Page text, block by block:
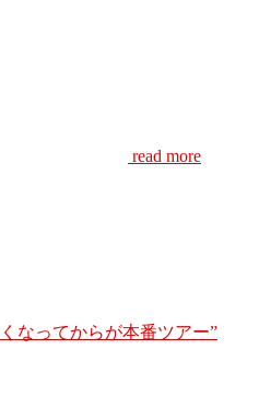
read more
なってからが本番ツアー”